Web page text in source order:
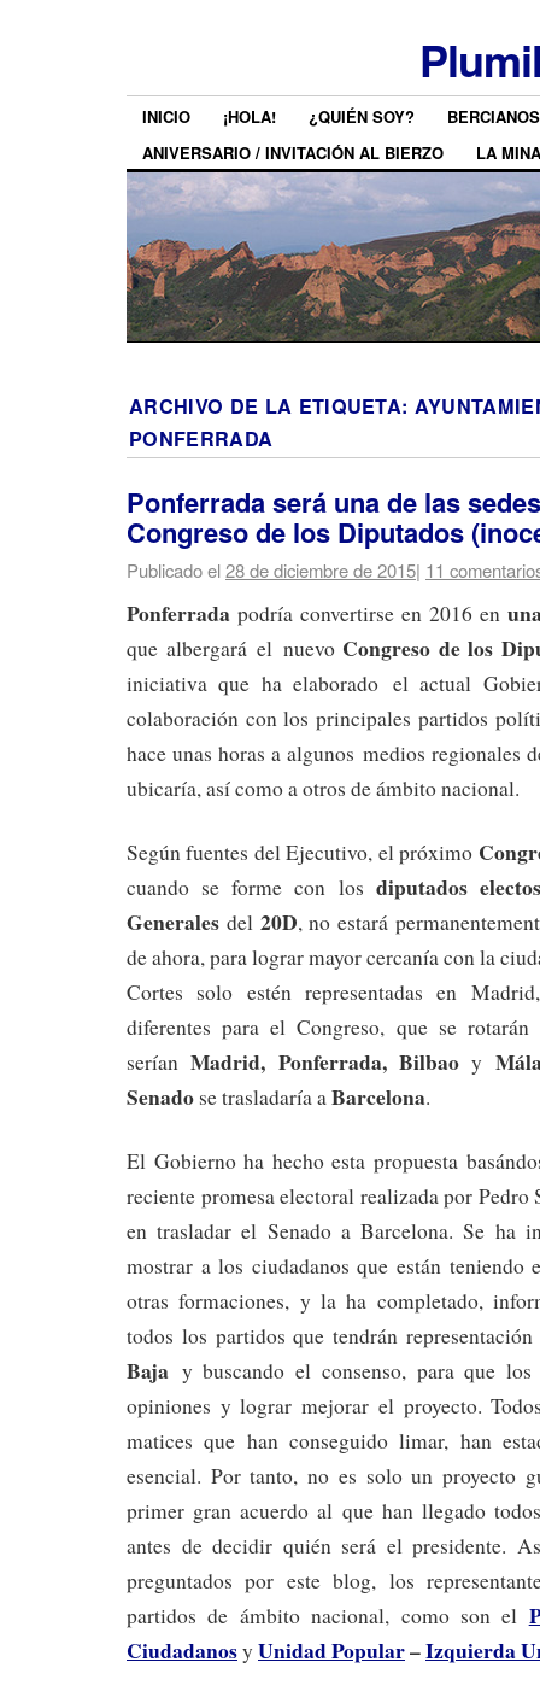
INICIO ¡HOLA! ¿QUIÉN SOY?
ANIVERSARIO / INVITACIÓN AL BIERZO
LA MINA
ARCHIVO DE LA ETIQUETA:
PONFERRADA
Ponferrada será una de las
Congreso de los Diputados
Publicado el28 de diciembre de 2015| 11
Ponferrada podría convertirse en 2016 en
que albergará el nuevo Congreso de los
iniciativa que ha elaborado el actual
colaboración con los principales partidos
hace unas horas a algunos medios regionales
ubicaría, así como a otros de ámbito nacional.
Según fuentes del Ejecutivo, el próximo
cuando se forme con los diputados electos
Generales del 20D, no estará
de ahora, para lograr mayor cercanía con la
Cortes solo estén representadas en
diferentes para el Congreso, que se rotarán
seríanMadrid, Ponferrada, Bilbaoy
Senado se trasladaría aBarcelona.
El Gobierno ha hecho esta propuesta
reciente promesa electoral realizada por Pedro
en trasladar el Senado a Barcelona. Se ha
mostrar a los ciudadanos que están teniendo
otras formaciones, y la ha completado,
todos los partidos que tendrán
Baja y buscando el consenso, para que los
opiniones y lograr mejorar el proyecto.
matices que han conseguido limar, han
esencial. Por tanto, no es solo un proyecto
primer gran acuerdo al que han llegado
antes de decidir quién será el presidente.
preguntados por este blog, los
partidos de ámbito nacional, como son el
Ciudadanosy Unidad Popular–Izquierda